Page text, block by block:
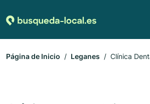
Página de Inicio Leganes Clínica